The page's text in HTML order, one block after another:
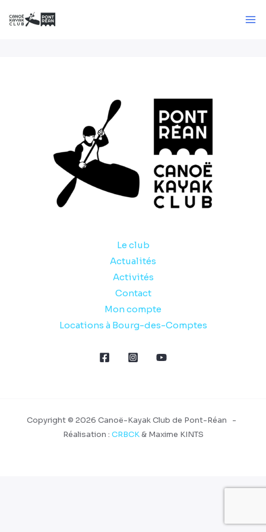
Le club
Actualités
Activités
Contact
Mon compte
Locations à Bourg-des-Comptes
Copyright © 2026 Canoë-Kayak Club de Pont-Réan -
Réalisation : CRBCK& Maxime KINTS